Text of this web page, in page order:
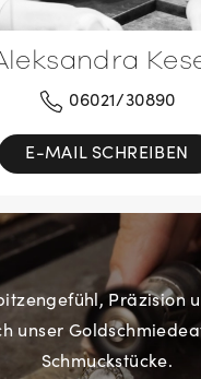
06021/30890
E-MAIL SCHREIBEN
Präzision
unser
Schmuckstücke.